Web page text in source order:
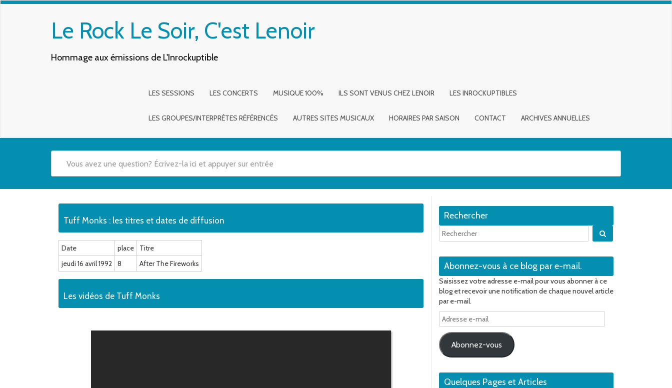
Le Rock Le Soir, C'est Lenoir
Hommage aux émissions de L'Inrockuptible
LES SESSIONS LES CONCERTS MUSIQUE 100% ILS SONT VENUS CHEZ LENOIR LES INROCKUPTIBLES
LES GROUPES/INTERPRÈTES RÉFÉRENCÉS AUTRES SITES MUSICAUX HORAIRES PAR SAISON CONTACT ARCHIVES ANNUELLES
Tuff Monks : les titres et dates de diffusion
Date place
Titre
jeudi 16 avril 1992
8 After The Fireworks
Les vidéos de Tuff Monks
Rechercher
Abonnez-vous à ce blog par e-mail.
Saisissez votre adresse e-mail pour vous abonner à ce
blog et recevoir une notification de chaque nouvel article
par e-mail.
Adresse
e-
mail
Abonnez-vous
Quelques Pages et Articles